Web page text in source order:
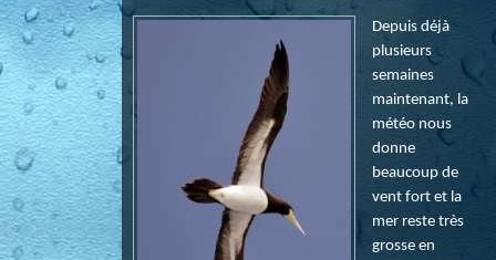
Depuis déjà
plusieurs
semaines
maintenant, la
météo nous
donne
beaucoup de
vent fort et la
mer reste très
grosse en